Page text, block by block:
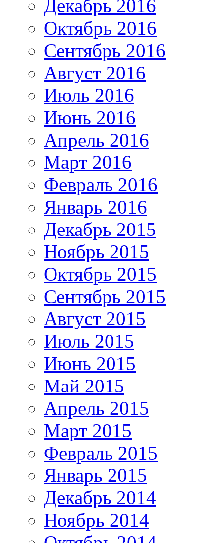
Декабрь 2016
Октябрь 2016
Сентябрь 2016
Август 2016
Июль 2016
Июнь 2016
Апрель 2016
Март 2016
Февраль 2016
Январь 2016
Декабрь 2015
Ноябрь 2015
Октябрь 2015
Сентябрь 2015
Август 2015
Июль 2015
Июнь 2015
Май 2015
Апрель 2015
Март 2015
Февраль 2015
Январь 2015
Декабрь 2014
Ноябрь 2014